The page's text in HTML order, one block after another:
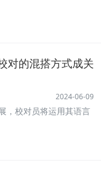
对的混搭方式成关
2024-06-09
，校对员将运用其语言